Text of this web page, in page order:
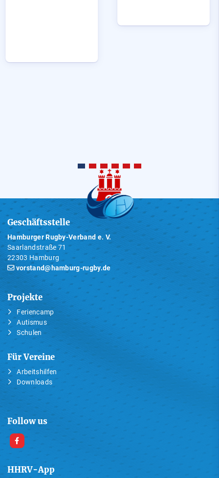
Geschäftsstelle
Hamburger Rugby-Verband e. V.
Saarlandstraße 71
22303 Hamburg
vorstand@hamburg-rugby.de
Projekte
Feriencamp
Autismus
Schulen
Für Vereine
Arbeitshilfen
Downloads
Follow us
HHRV-App